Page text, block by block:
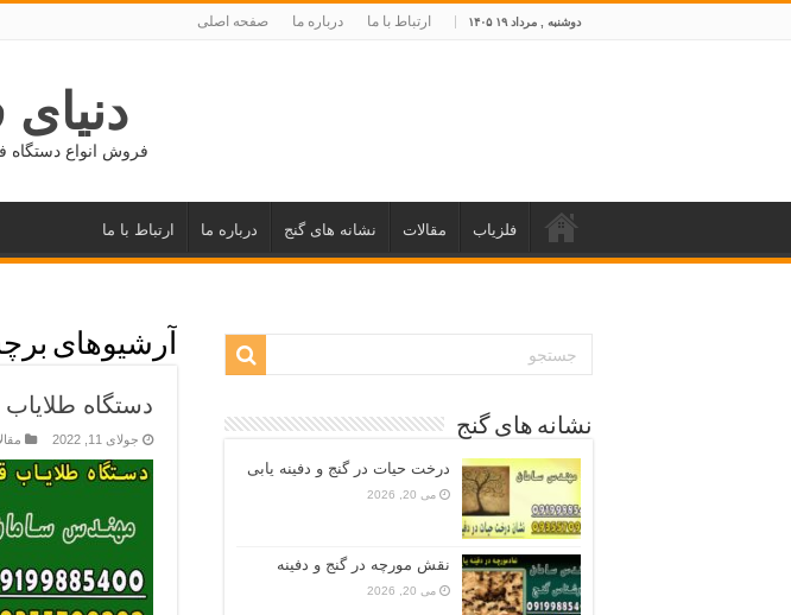
دوشنبه , مرداد ۱۹ ۱۴۰۵ ارتباط با ما درباره ما صفحه اصلی
فروش انواع دستگاه
فلزیاب مقالات نشانه های گنج درباره ما ارتباط با ما
آرشیوهای
دستگاه طلایاب
جولای 11, 2022 نشانه های گنج
درخت حیات در گنج و دفینه یابی
می 20, 2026
نقش مورچه در گنج و دفینه
می 20, 2026